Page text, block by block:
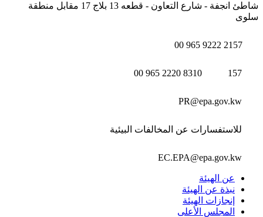
شاطئ انجفة - شارع التعاون - قطعه 13 بلاج 17 مقابل منطقة
سلوى
00 965 9222 2157
157
00 965 2220 8310
PR@epa.gov.kw
للاستفسارات عن المخالفات البيئية
EC.EPA@epa.gov.kw
عن الهيئة
نبذة عن الهيئة
إنجازات الهيئة
المجلس الأعلى